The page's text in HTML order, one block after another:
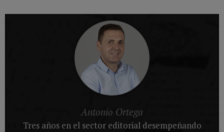
Antonio Ortega
Tres años en el sector editorial desempeñando